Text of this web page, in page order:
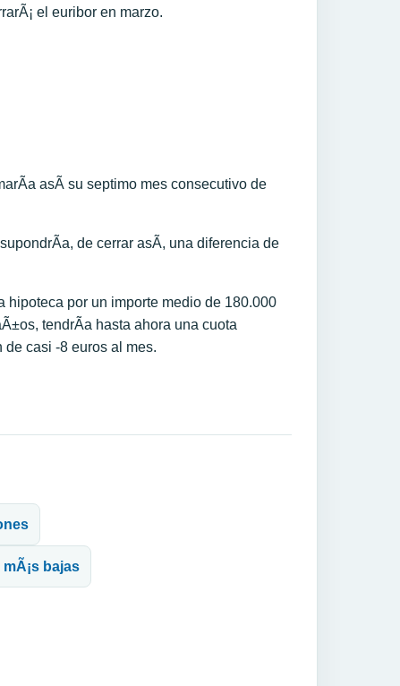
el euribor en marzo.
asÃ­ su septimo mes consecutivo de
de cerrar asÃ­, una diferencia de
hipoteca por un importe medio de 180.000
tendrÃ­a hasta ahora una cuota
de casi -8 euros al mes.
bajas